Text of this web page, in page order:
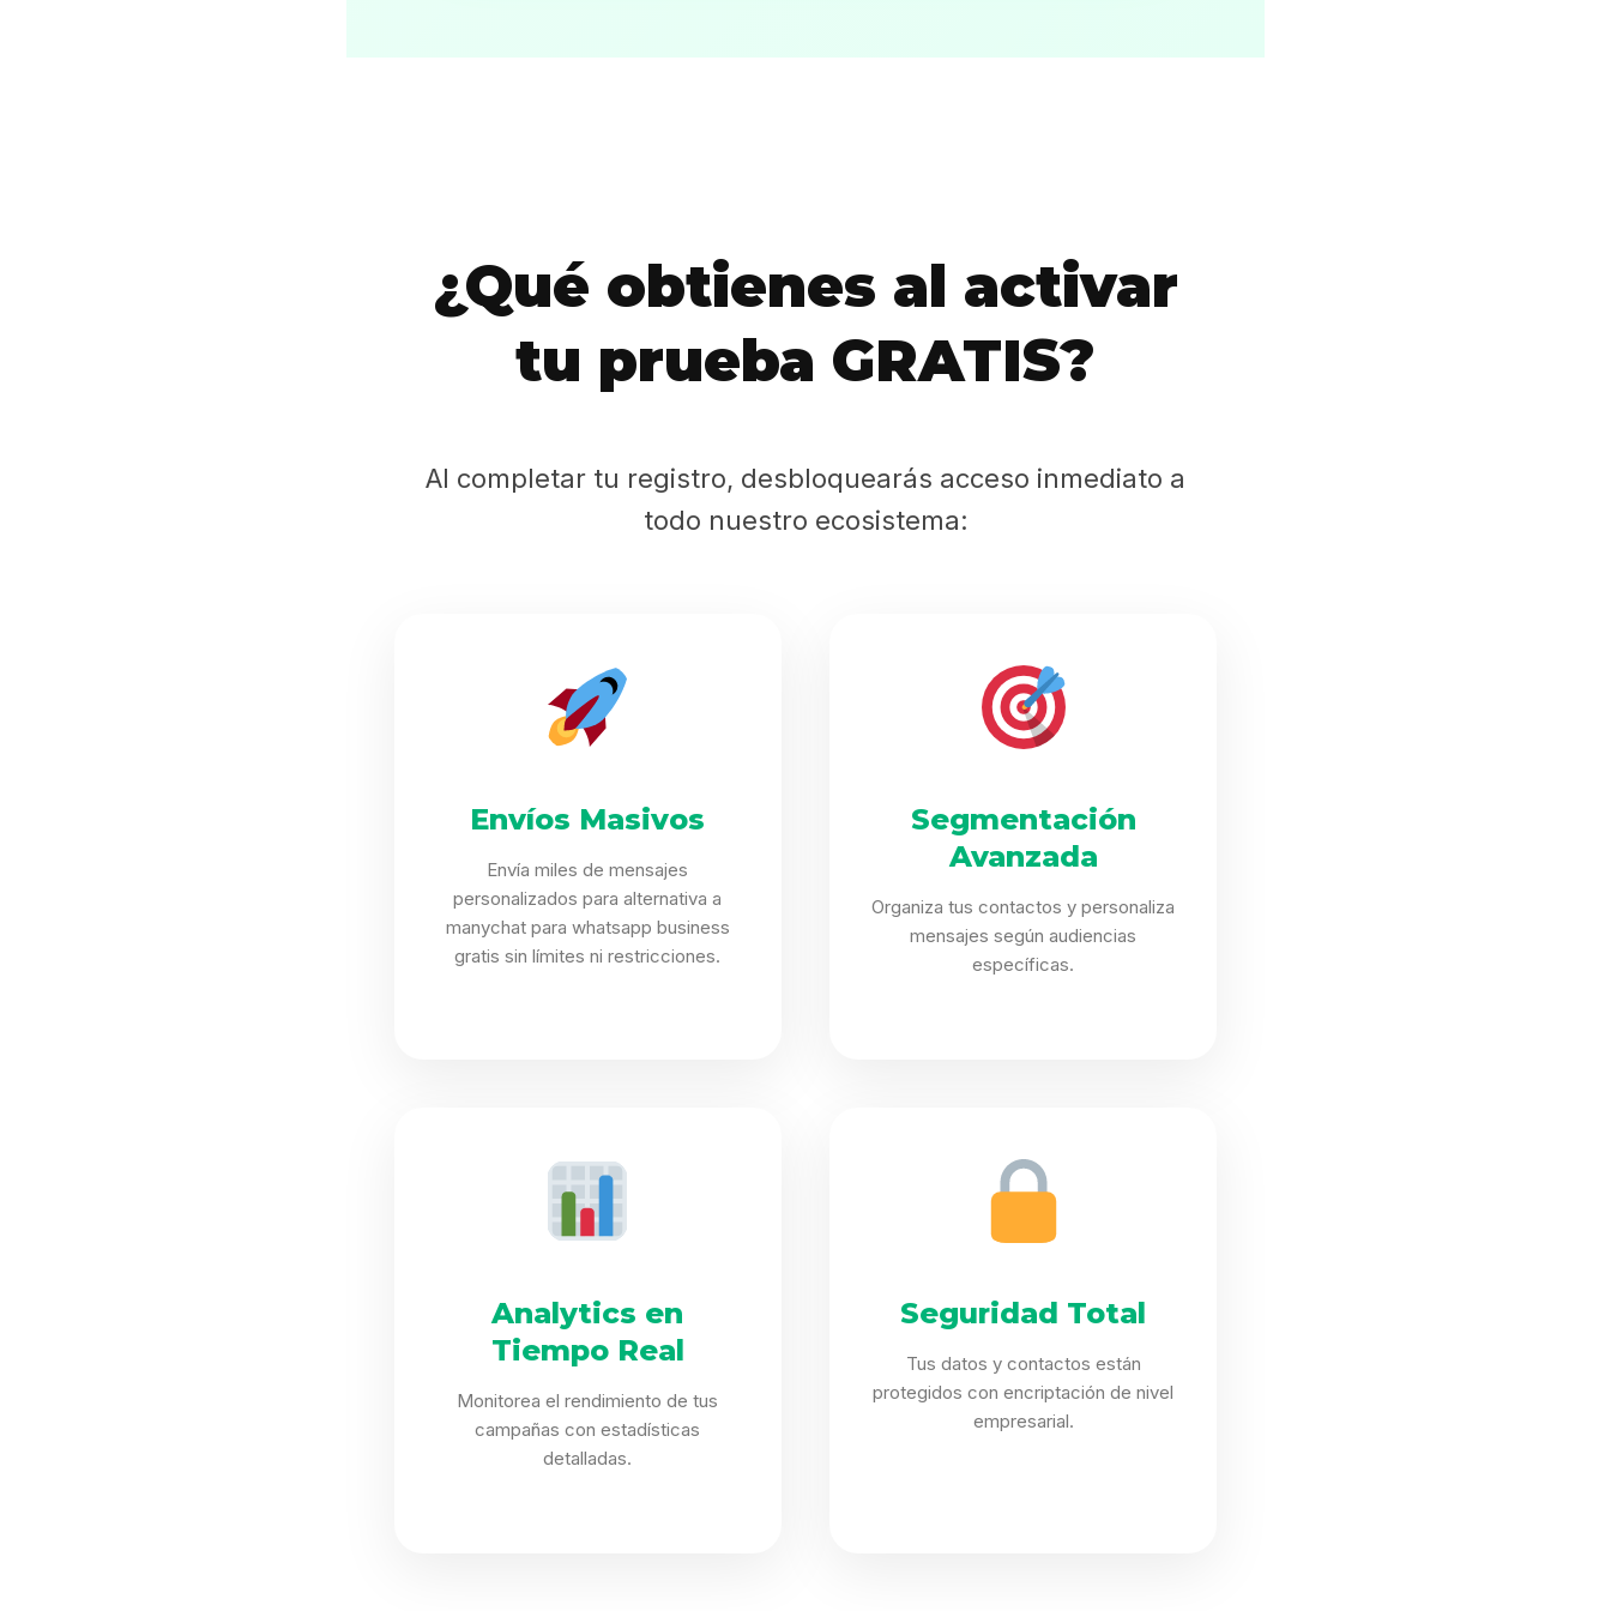
Sabritas
Search
¿Qué obtienes al activar
tu prueba GRATIS?
Al completar tu registro, desbloquearás acceso inmediato a
todo nuestro ecosistema:
Envíos Masivos
Envía miles de mensajes
personalizados para alternativa a
manychat para whatsapp business
gratis sin límites ni restricciones.
Segmentación
Avanzada
Organiza tus contactos y personaliza
mensajes según audiencias
específicas.
Analytics en
Tiempo Real
Monitorea el rendimiento de tus
campañas con estadísticas
detalladas.
Seguridad Total
Tus datos y contactos están
protegidos con encriptación de nivel
empresarial.